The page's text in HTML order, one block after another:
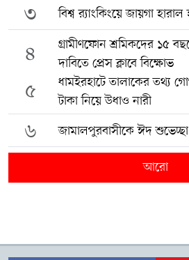
৩ বিশ্ব র‍্যাংকিংয়ে জায়গা হারাল
৪
গ্রামীণফোন শ্রমিকদের ১৫
দাবিতে প্রেস ক্লাবে বিক্ষোভ
৫
ধামইরহাটে তালাকের তথ্য
টাকা নিয়ে উধাও নারী
৬ জামালপুরবাসীকে ঈদ
আরো